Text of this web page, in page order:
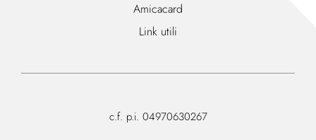
Amicacard
Link utili
c.f. p.i. 04970630267